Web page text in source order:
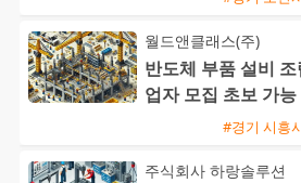
월드앤클래스(주)
반도체 부품 설비
업자 모집 초보 가능
#경기 시흥
주식회사 하랑솔루션